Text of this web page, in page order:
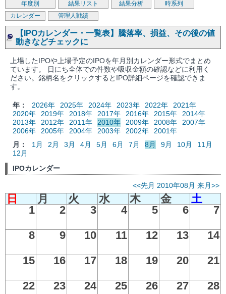
年度別
結果リスト 結果分析
時系列
カレンダー
管理人戦績
【IPOカレンダー・一覧表】騰落率、損益、その後の値
動きなどチェックに
上場したIPOや上場予定のIPOを年月別カレンダー形式でまとめ
ています。 日にち全体での件数や吸収金額の確認などに利用く
ださい。銘柄名をクリックするとIPO詳細ページを確認できま
す。
年： 2026年 2025年 2024年 2023年 2022年
2021年
2020年
2019年 2018年 2017年 2016年 2015年
2014年
2013年
2012年 2011年 2010年 2009年 2008年
2007年
2006年
2005年 2004年 2003年 2002年
2001年
月：
1月 2月 3月 4月 5月 6月 7月 8月 9月 10月
11月
12月
IPOカレンダー
<<先月 2010年08月 来月>>
日 月 火 水 木 金
土
1
2 3 4 5 6
7
8
9 10 11 12 13
14
15
16 17 18 19 20
21
22
23 24 25 26 27
28